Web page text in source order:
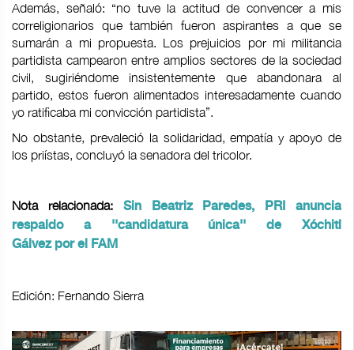
Además, señaló: “no tuve la actitud de convencer a mis
correligionarios que también fueron aspirantes a que se
sumarán a mi propuesta. Los prejuicios por mi militancia
partidista campearon entre amplios sectores de la sociedad
civil, sugiriéndome insistentemente que abandonara al
partido, estos fueron alimentados interesadamente cuando
yo ratificaba mi convicción partidista”.
No obstante, prevaleció la solidaridad, empatía y apoyo de
los priístas, concluyó la senadora del tricolor.
Nota relacionada: Sin Beatriz Paredes, PRI anuncia
respaldo a ''candidatura única'' de Xóchitl
Gálvez por el FAM
Edición: Fernando Sierra